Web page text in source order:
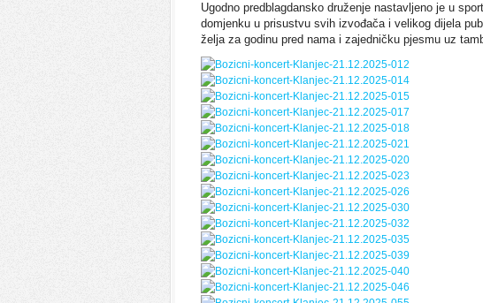
Ugodno predblagdansko druženje nastavljeno je u
domjenku u prisustvu svih izvođača i velikog dijela
želja za godinu pred nama i zajedničku pjesmu uz